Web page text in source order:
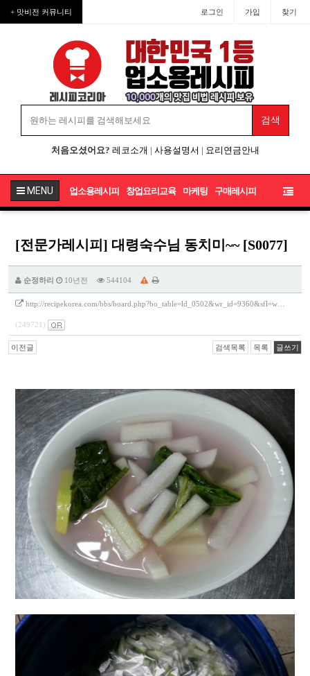
+ 맛비전 커뮤니티 로그인 가입 찾기
처음오셨어요? 레코소개 | 사용설명서 | 요리연금안내
MENU 업소용레시피 창업요리교육 마케팅 구매레시피
[전문가레시피] 대령숙수님 동치미~~ [S0077]
순정하리 10년전 544104
http://recipekorea.com/bbs/board.php?bo_table=ld_0502&wr_id=9360&sfl=w…
(249721)
이전글 검색목록 목록 글쓰기